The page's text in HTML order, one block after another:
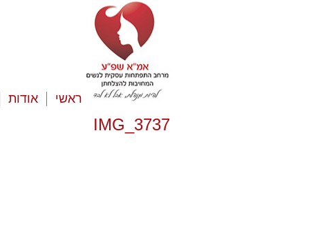
ראשי אודות
IMG_3737